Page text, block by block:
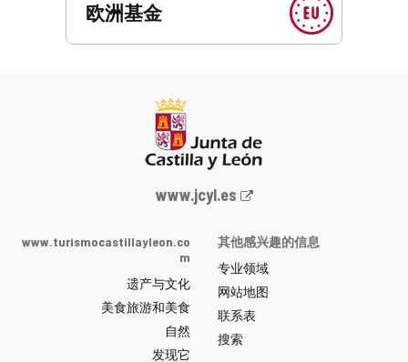
欧洲基金
Junta
y
León
网
站
门
户
www.jcyl.es
www.turismocastillayleon.co
m
遗产与文化
美食旅游和美食
自然
发现它
其他感兴趣的信息
专业领域
网站地图
联系表
搜索